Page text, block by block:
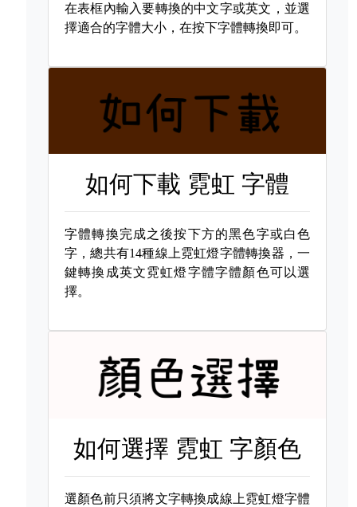
在表框內輸入要轉換的中文字或英文，並選
擇適合的字體大小，在按下字體轉換即可。
如何下載 霓虹 字體
字體轉換完成之後按下方的黑色字或白色
字，總共有14種線上霓虹燈字體轉換器，一
鍵轉換成英文霓虹燈字體字體顏色可以選
擇。
如何選擇 霓虹 字顏色
選顏色前只須將文字轉換成線上霓虹燈字體